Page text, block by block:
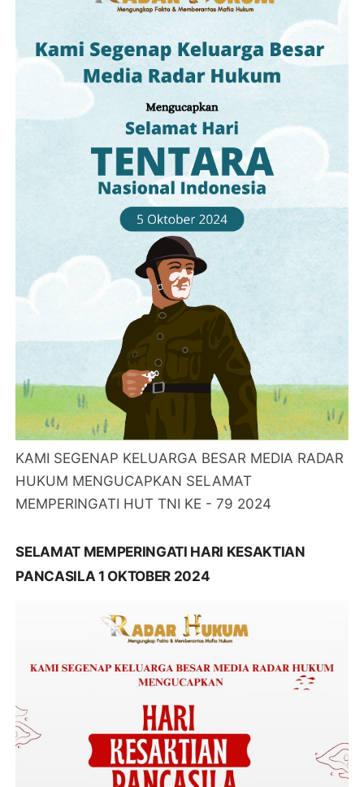
KAMI SEGENAP KELUARGA BESAR MEDIA RADAR
HUKUM MENGUCAPKAN SELAMAT
MEMPERINGATI HUT TNI KE - 79 2024
SELAMAT MEMPERINGATI HARI KESAKTIAN
PANCASILA 1 OKTOBER 2024